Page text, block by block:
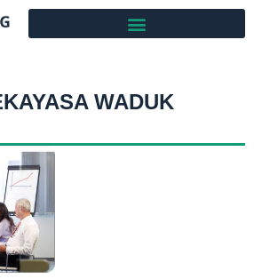
WADUK